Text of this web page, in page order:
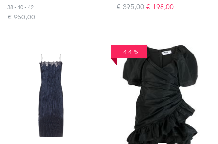
38 - 40 - 42
€ 950,00
€ 395,00 € 198,00
-44%